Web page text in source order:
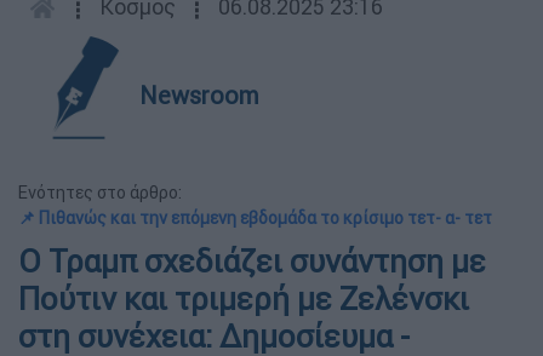
┋ Κόσμος ┋ 06.08.2025 23:16
Newsroom
Ενότητες στο άρθρο:
📌 Πιθανώς και την επόμενη εβδομάδα το κρίσιμο τετ- α- τετ
Ο Τραμπ σχεδιάζει συνάντηση με
Πούτιν και τριμερή με Ζελένσκι
στη συνέχεια: Δημοσίευμα -